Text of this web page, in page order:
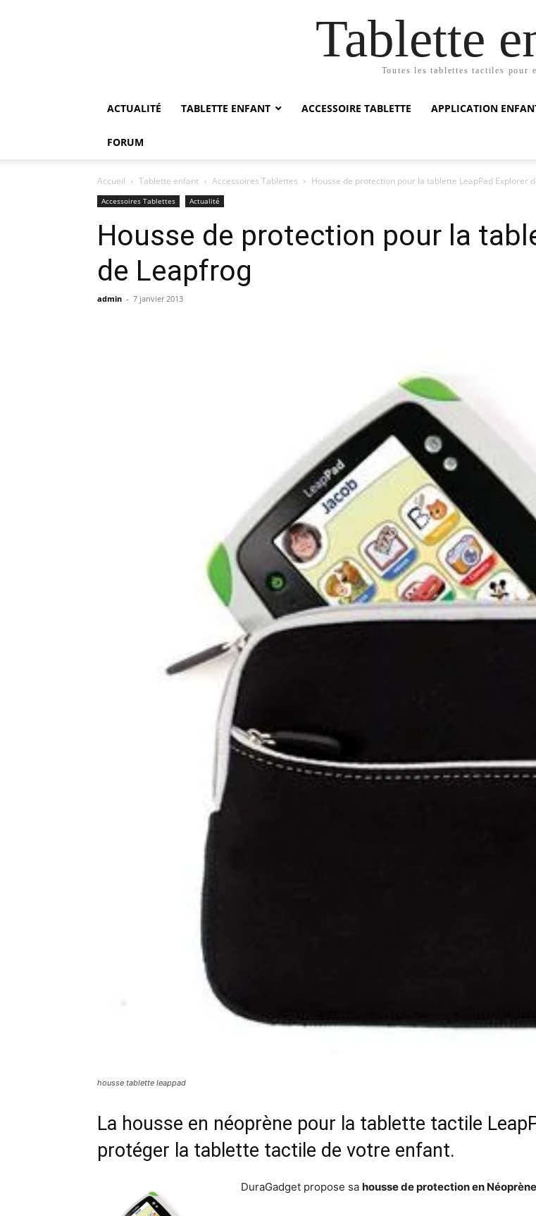
Tablette
Toutes les tablettes tactiles pour
ACTUALITÉ TABLETTE ENFANT ACCESSOIRE TABLETTE APPLICATION
FORUM
Accueil Tablette enfant Accessoires Tablettes Housse de protection pour la tablette LeapPad Explorer
Accessoires Tablettes Actualité
Housse de protection pour la
de Leapfrog
admin - 7 janvier 2013
housse tablette leappad
La housse en néoprène pour la tablette tactile
protéger la tablette tactile de votre enfant.
DuraGadget propose sa housse de protection en